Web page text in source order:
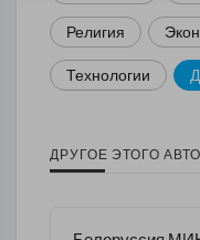
Религия
Технологии
ДРУГОЕ ЭТОГО